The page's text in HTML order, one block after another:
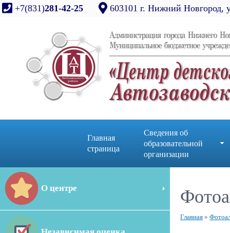
+7(831)281-42-25 603101 г. Нижний Новгород,
Главная
страница
Сведения об
образовательной
организации
О центре
Главная »